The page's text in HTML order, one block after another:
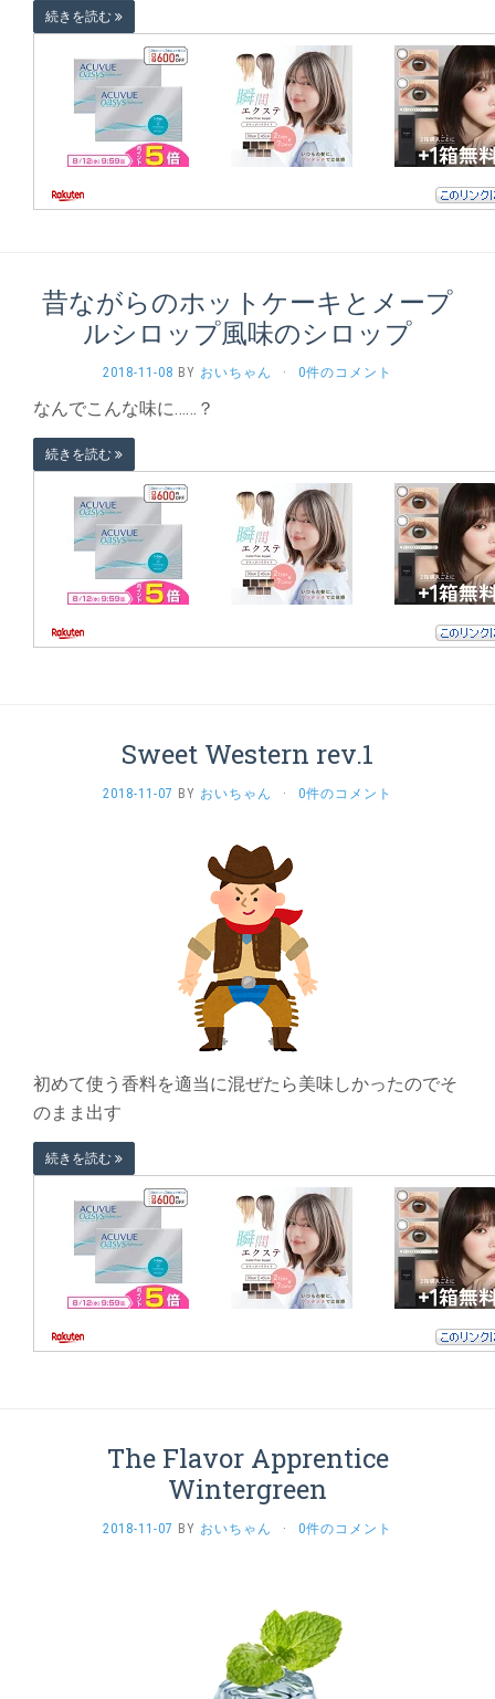
続きを読む
昔ながらのホットケーキとメープ
ルシロップ風味のシロップ
2018-11-08 BY おいちゃん · 0件のコメント
なんでこんな味に……？
続きを読む
Sweet Western rev.1
2018-11-07 BY おいちゃん · 0件のコメント
初めて使う香料を適当に混ぜたら美味しかったのでそ
のまま出す
続きを読む
The Flavor Apprentice
Wintergreen
2018-11-07 BY おいちゃん · 0件のコメント